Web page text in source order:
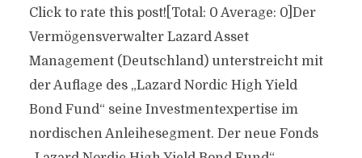
Click to rate this post![Total: 0 Average: 0]Der
Vermögensverwalter Lazard Asset
Management (Deutschland) unterstreicht mit
der Auflage des „Lazard Nordic High Yield
Bond Fund“ seine Investmentexpertise im
nordischen Anleihesegment. Der neue Fonds